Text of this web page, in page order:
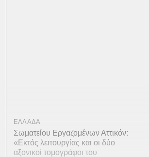
ΕΛΛΑΔΑ
Σωματείου Εργαζομένων Αττικόν:
«Εκτός λειτουργίας και οι δύο
αξονικοί τομογράφοι του